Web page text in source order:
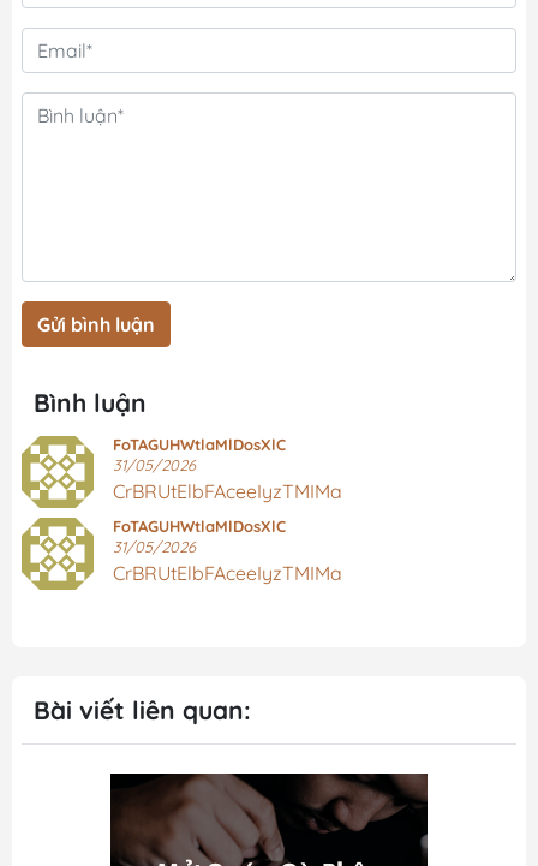
Gửi bình luận
Bình luận
FoTAGUHWtlaMlDosXlC
31/05/2026
CrBRUtElbFAceeIyzTMIMa
FoTAGUHWtlaMlDosXlC
31/05/2026
CrBRUtElbFAceeIyzTMIMa
Bài viết liên quan: